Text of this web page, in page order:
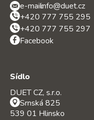
e-mail:info@duet.cz
+420 777 755 295
+420 777 755 297
Facebook
Sídlo
DUET CZ, s.r.o.
Srnská 825
539 01 Hlinsko